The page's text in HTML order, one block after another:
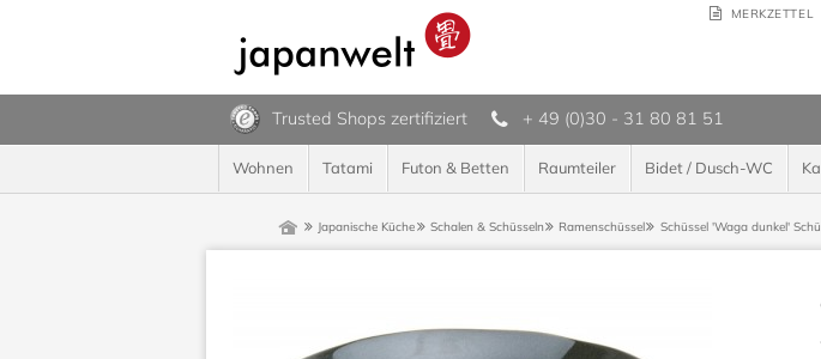
MERKZETTEL
Trusted Shops zertifiziert + 49 (0)30 - 31 80 81 51
Wohnen Tatami Futon & Betten Raumteiler Bidet / Dusch-WC
Japanische Küche Schalen & Schüsseln Ramenschüssel Schüssel 'Waga dunkel'